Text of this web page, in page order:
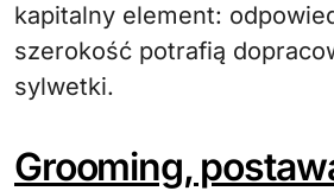
kapitalny element:
szerokość potrafią
sylwetki.
Grooming,